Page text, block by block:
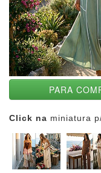
PARA
Click na miniatura